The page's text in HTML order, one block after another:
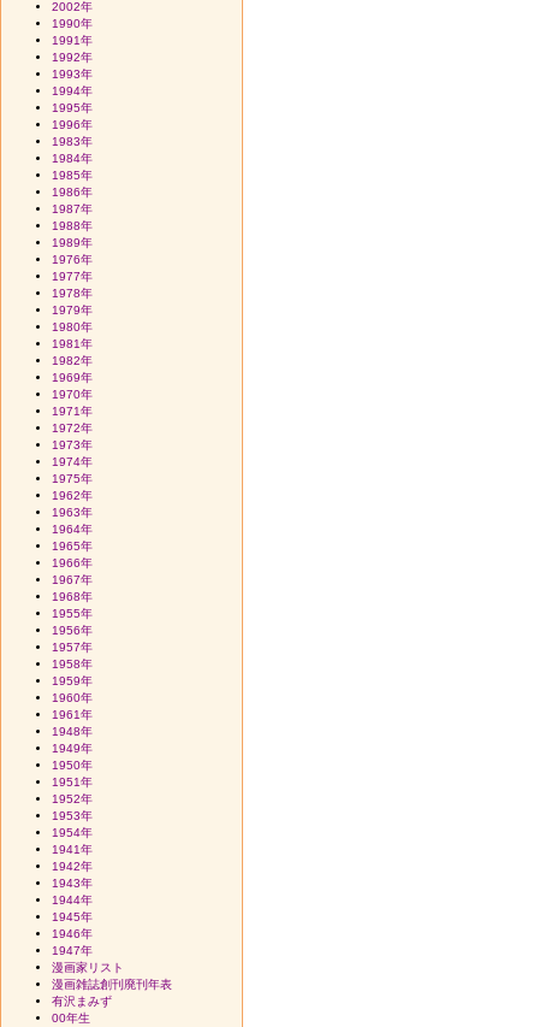
2002年
1990年
1991年
1992年
1993年
1994年
1995年
1996年
1983年
1984年
1985年
1986年
1987年
1988年
1989年
1976年
1977年
1978年
1979年
1980年
1981年
1982年
1969年
1970年
1971年
1972年
1973年
1974年
1975年
1962年
1963年
1964年
1965年
1966年
1967年
1968年
1955年
1956年
1957年
1958年
1959年
1960年
1961年
1948年
1949年
1950年
1951年
1952年
1953年
1954年
1941年
1942年
1943年
1944年
1945年
1946年
1947年
漫画家リスト
漫画雑誌創刊廃刊年表
有沢まみず
00年生